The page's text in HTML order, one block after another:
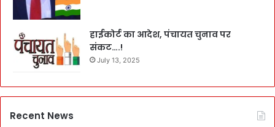
हाईकोर्ट का आदेश, पंचायत चुनाव पर
संकट….!
July 13, 2025
Recent News